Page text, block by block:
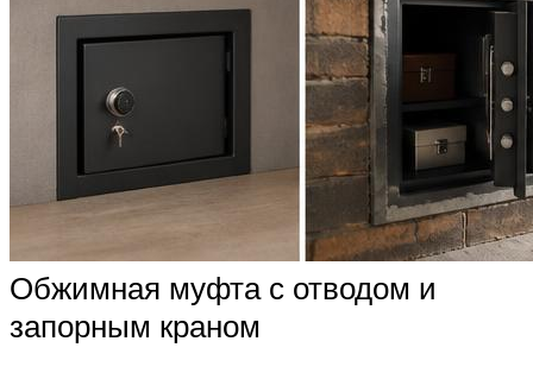
Обжимная муфта с отводом и
запорным краном